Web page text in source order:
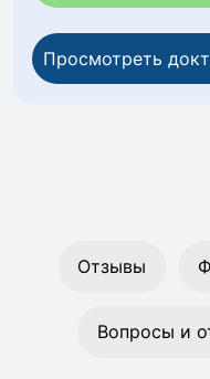
Просмотреть
Отзывы
Вопросы и